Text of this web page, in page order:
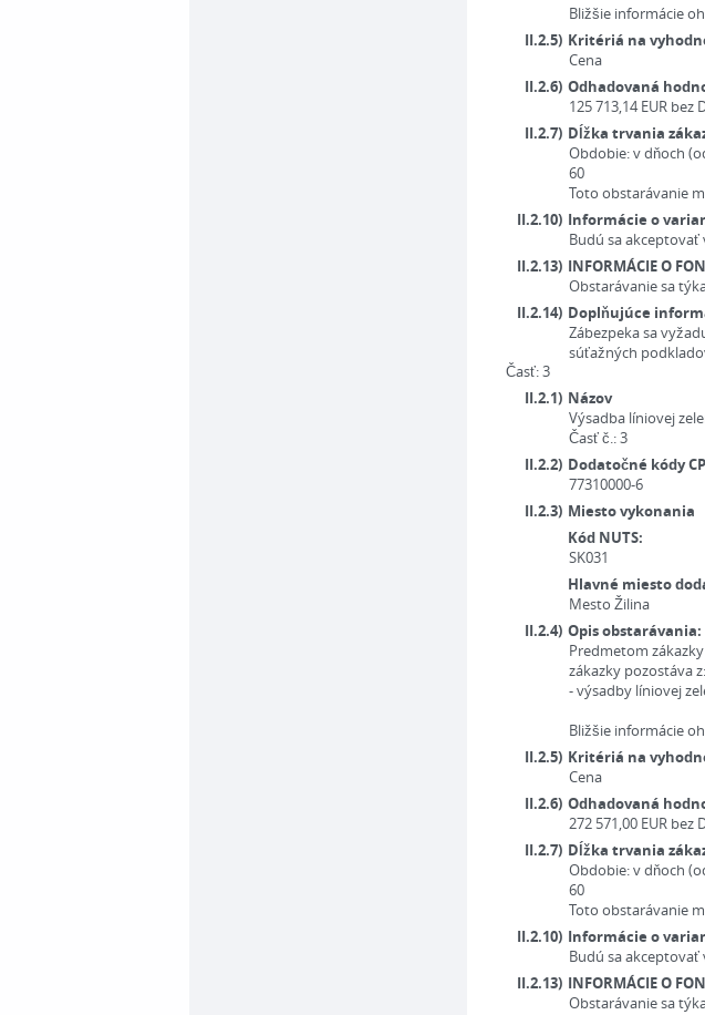
Bližšie informácie
II.2.5) Kritériá na
Cena
II.2.6) Odhadovaná
125 713,14 EUR bez
II.2.7) Dĺžka trvania
Obdobie:v dňoch
60
Toto obstarávanie
II.2.10) Informácie o
Budú sa akceptovať
II.2.13) INFORMÁCIE O
Obstarávanie sa
II.2.14) Doplňujúce
Zábezpeka sa
súťažných
Časť: 3
II.2.1) Názov
Výsadba líniovej
Časť č.:3
II.2.2) Dodatočné kódy
77310000-6
II.2.3) Miesto vykonania
Kód NUTS:
SK031
Hlavné miesto
Mesto Žilina
II.2.4) Opis obstarávania:
Predmetom
zákazky pozostáva z:
- výsadby líniovej
Bližšie informácie
II.2.5) Kritériá na
Cena
II.2.6) Odhadovaná
272 571,00 EUR bez
II.2.7) Dĺžka trvania
Obdobie:v dňoch
60
Toto obstarávanie
II.2.10) Informácie o
Budú sa akceptovať
II.2.13) INFORMÁCIE O
Obstarávanie sa